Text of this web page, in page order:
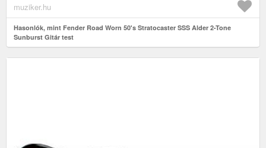
muziker.hu
Hasonlók, mint Fender Road Worn 50's Stratocaster SSS Alder 2-Tone
Sunburst Gitár test